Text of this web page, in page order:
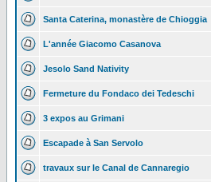
Santa Caterina, monastère de Chioggia
L'année Giacomo Casanova
Jesolo Sand Nativity
Fermeture du Fondaco dei Tedeschi
3 expos au Grimani
Escapade à San Servolo
travaux sur le Canal de Cannaregio